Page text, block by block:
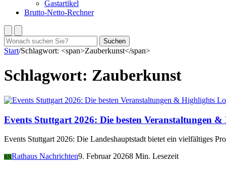
Gastartikel
Brutto-Netto-Rechner
Suchen
nach:
Suchen
Start/Schlagwort: <span>Zauberkunst</span>
Schlagwort: Zauberkunst
Events Stuttgart 2026: Die besten Veranstaltungen
Events Stuttgart 2026: Die Landeshauptstadt bietet ein vielfältiges
RNRathaus Nachrichten9. Februar 20268 Min. Lesezeit